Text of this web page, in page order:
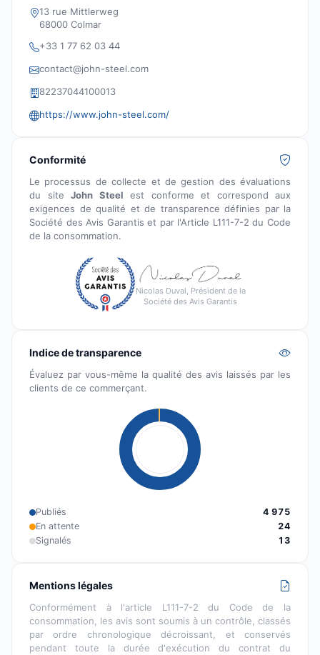
13 rue Mittlerweg
68000 Colmar
+33 1 77 62 03 44
contact@john-steel.com
82237044100013
https://www.john-steel.com/
Conformité
Le processus de collecte et de gestion des évaluations
du site John Steel est conforme et correspond aux
exigences de qualité et de transparence définies par la
Société des Avis Garantis et par l'Article L111-7-2 du Code
de la consommation.
Nicolas Duval, Président de la
Société des Avis Garantis
Indice de transparence
Évaluez par vous-même la qualité des avis laissés par les
clients de ce commerçant.
Publiés
4 975
En attente
24
Signalés
13
Mentions légales
Conformément à l'article L111-7-2 du Code de la
consommation, les avis sont soumis à un contrôle, classés
par ordre chronologique décroissant, et conservés
pendant toute la durée d'exécution du contrat du